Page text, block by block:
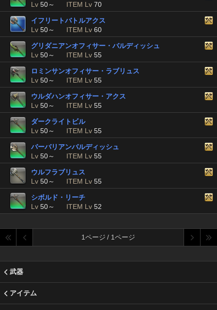
Lv 50～ ITEM Lv 70
イフリートバトルアクス
Lv 50～ ITEM Lv 60
グリダニアンオフィサー・バルディッシュ
Lv 50～ ITEM Lv 55
ロミンサンオフィサー・ラブリュス
Lv 50～ ITEM Lv 55
ウルダハンオフィサー・アクス
Lv 50～ ITEM Lv 55
ダークライトビル
Lv 50～ ITEM Lv 55
バーバリアンバルディッシュ
Lv 50～ ITEM Lv 55
ウルフラブリュス
Lv 50～ ITEM Lv 55
シボルド・リーチ
Lv 50～ ITEM Lv 52
1ページ / 1ページ
武器
アイテム